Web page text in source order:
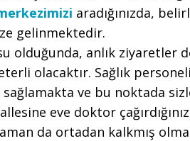
aradığınızda,
gelinmektedir.
olduğunda, anlık ziyaretler
olacaktır. Sağlık
ve bu noktada
eve doktor
da ortadan kalkmış